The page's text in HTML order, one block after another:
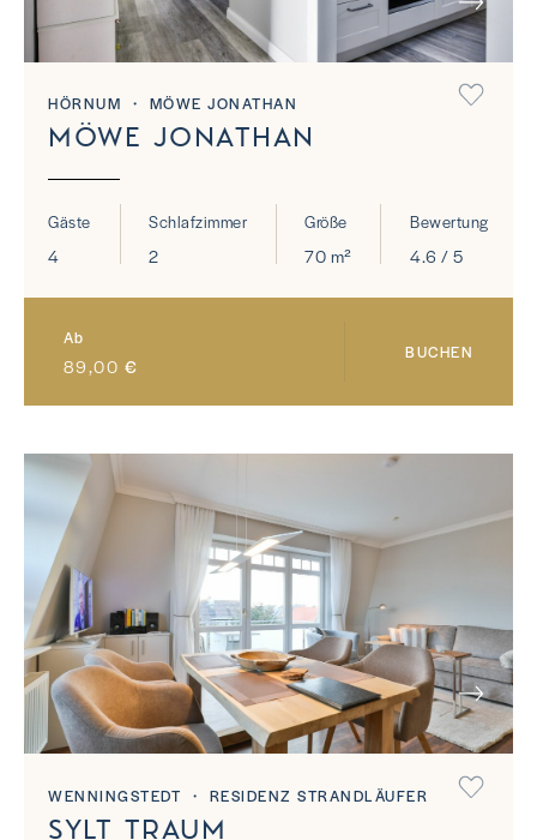
NEXT
HÖRNUM ・ MÖWE JONATHAN
MÖWE JONATHAN
Gäste
4
Schlafzimmer
2
Größe
70 m²
Bewertung
4.6 / 5
Ab
89,00 €
BUCHEN
NEXT
WENNINGSTEDT ・ RESIDENZ STRANDLÄUFER
SYLT TRAUM